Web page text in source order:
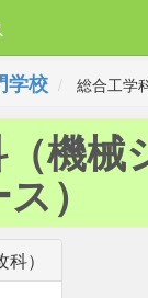
学校 総合工学
機械
）
）